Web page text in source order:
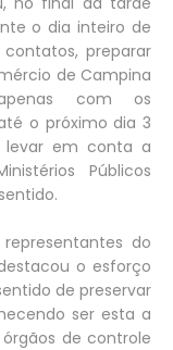
o dia inteiro de
preparar
de Campina
com os
o próximo dia 3
levar em conta a
Públicos
do
destacou o esforço
de preservar
ser esta a
de controle